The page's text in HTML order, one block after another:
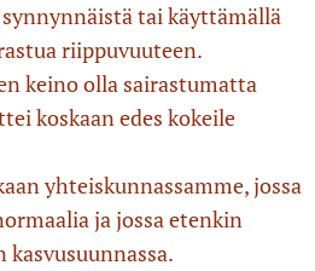
tai käyttämällä
riippuvuuteen.
keino olla sairastumatta
koskaan edes kokeile
yhteiskunnassamme, jossa
ja jossa etenkin